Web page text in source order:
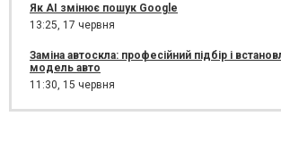
Як AI змінює пошук Google
13:25, 17 червня
Заміна автоскла: професійний підбір і
модель авто
11:30, 15 червня